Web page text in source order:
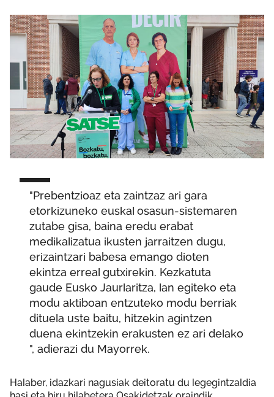
"Prebentzioaz eta zaintzaz ari gara
etorkizuneko euskal osasun-sistemaren
zutabe gisa, baina eredu erabat
medikalizatua ikusten jarraitzen dugu,
erizaintzari babesa emango dioten
ekintza erreal gutxirekin. Kezkatuta
gaude Eusko Jaurlaritza, lan egiteko eta
modu aktiboan entzuteko modu berriak
dituela uste baitu, hitzekin agintzen
duena ekintzekin erakusten ez ari delako
", adierazi du Mayorrek.
Halaber, idazkari nagusiak deitoratu du legegintzaldia